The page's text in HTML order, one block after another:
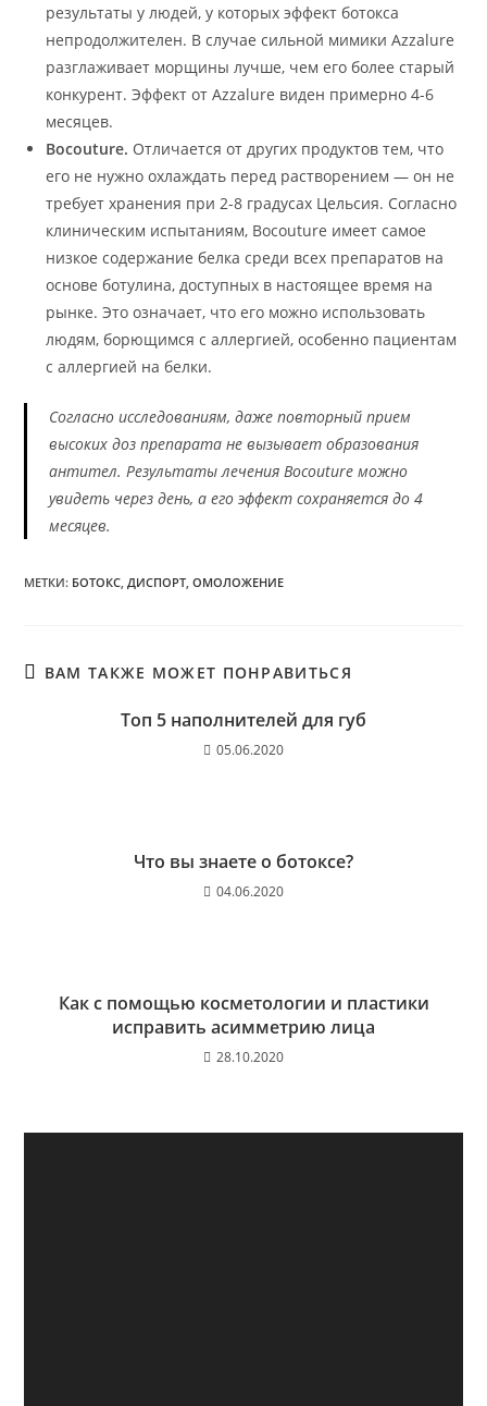
результаты у людей, у которых эффект ботокса
непродолжителен. В случае сильной мимики Azzalure
разглаживает морщины лучше, чем его более старый
конкурент. Эффект от Azzalure виден примерно 4-6
месяцев.
Bocouture. Отличается от других продуктов тем, что
его не нужно охлаждать перед растворением — он не
требует хранения при 2-8 градусах Цельсия. Согласно
клиническим испытаниям, Bocouture имеет самое
низкое содержание белка среди всех препаратов на
основе ботулина, доступных в настоящее время на
рынке. Это означает, что его можно использовать
людям, борющимся с аллергией, особенно пациентам
с аллергией на белки.
Согласно исследованиям, даже повторный прием
высоких доз препарата не вызывает образования
антител. Результаты лечения Bocouture можно
увидеть через день, а его эффект сохраняется до 4
месяцев.
МЕТКИ: БОТОКС ДИСПОРТ ОМОЛОЖЕНИЕ
ВАМ ТАКЖЕ МОЖЕТ ПОНРАВИТЬСЯ
Топ 5 наполнителей для губ
05.06.2020
Что вы знаете о ботоксе?
04.06.2020
Как с помощью косметологии и пластики
исправить асимметрию лица
28.10.2020